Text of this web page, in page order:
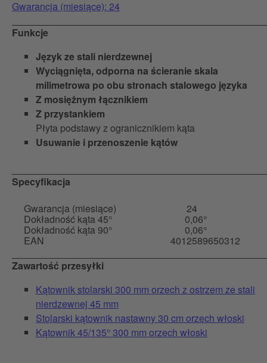
Gwarancja (miesiące): 24
Funkcje
Język ze stali nierdzewnej
Wyciągnięta, odporna na ścieranie skala
milimetrowa po obu stronach stalowego języka
Z mosiężnym łącznikiem
Z przystankiem
Płyta podstawy z ogranicznikiem kąta
Usuwanie i przenoszenie kątów
Specyfikacja
Gwarancja (miesiące)
24
Dokładność kąta 45° 0,06°
Dokładność kąta 90° 0,06°
EAN
4012589650312
Zawartość przesyłki
Kątownik stolarski 300 mm orzech z ostrzem ze stali
nierdzewnej 45 mm
Stolarski kątownik nastawny 30 cm orzech włoski
Kątownik 45/135° 300 mm orzech włoski